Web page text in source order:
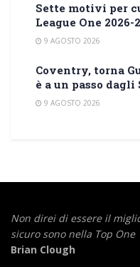
Sette motivi per
League One 2026-
9 AGOSTO 2026
Coventry, torna
è a un passo dagli
9 AGOSTO 2026
Non direi di essere il
sicuro sono nella Top One
Brian Clough